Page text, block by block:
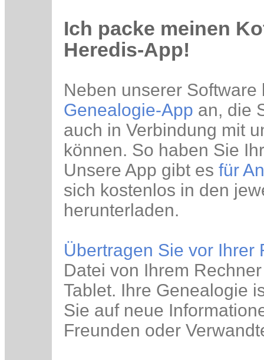
Ich packe meinen
Heredis-App!
Neben unserer
Genealogie-App an, die
auch in Verbindung mit
können. So haben Sie
Unsere App gibt es für
sich kostenlos in den
herunterladen.
Übertragen Sie vor Ihrer
Datei von Ihrem
Tablet. Ihre Genealogie
Sie auf neue
Freunden oder